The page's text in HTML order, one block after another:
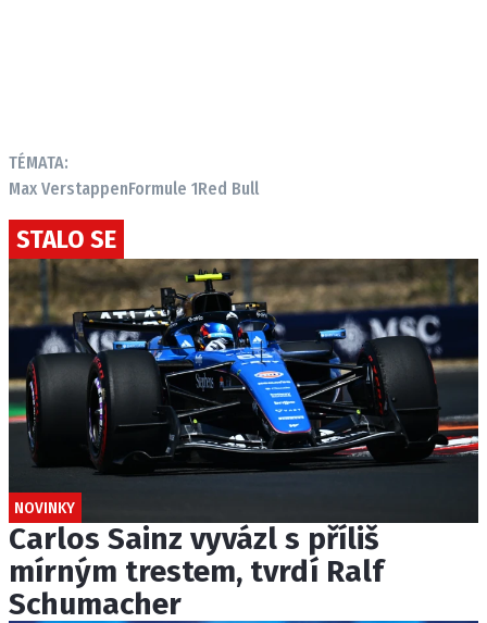
TÉMATA:
Max VerstappenFormule 1Red Bull
STALO SE
NOVINKY
Carlos Sainz vyvázl s příliš
mírným trestem, tvrdí Ralf
Schumacher